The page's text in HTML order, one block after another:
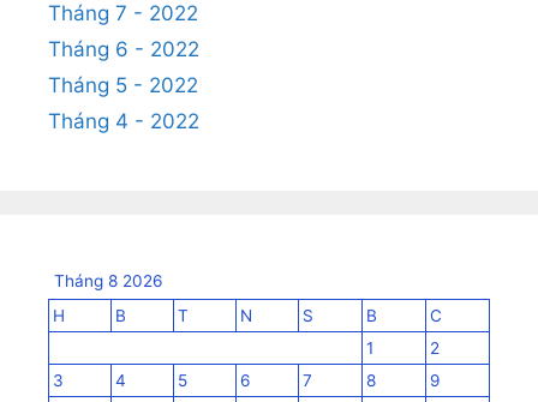
Tháng 7 - 2022
Tháng 6 - 2022
Tháng 5 - 2022
Tháng 4 - 2022
Tháng 8 2026
H
B T N S B
C
1
2
3
4 5 6 7 8
9